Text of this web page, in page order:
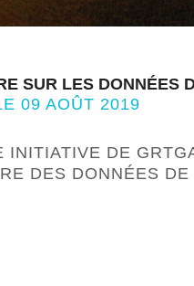
SUR LES DONNÉES
09 AOÛT 2019
INITIATIVE DE
DES DONNÉES